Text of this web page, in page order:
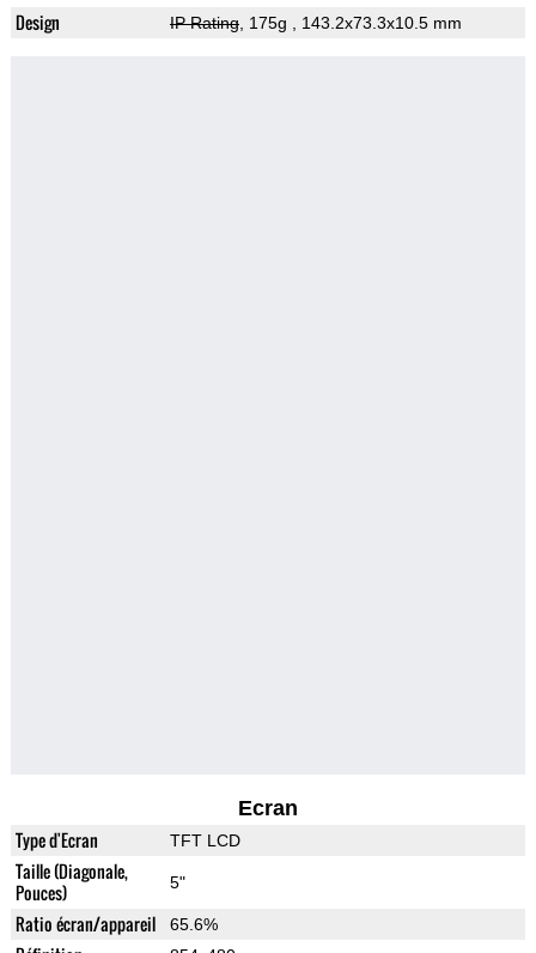
Design IP Rating, 175g , 143.2x73.3x10.5 mm
Ecran
Type d'Ecran TFT LCD
Taille (Diagonale,
Pouces)
5"
Ratio écran/appareil 65.6%